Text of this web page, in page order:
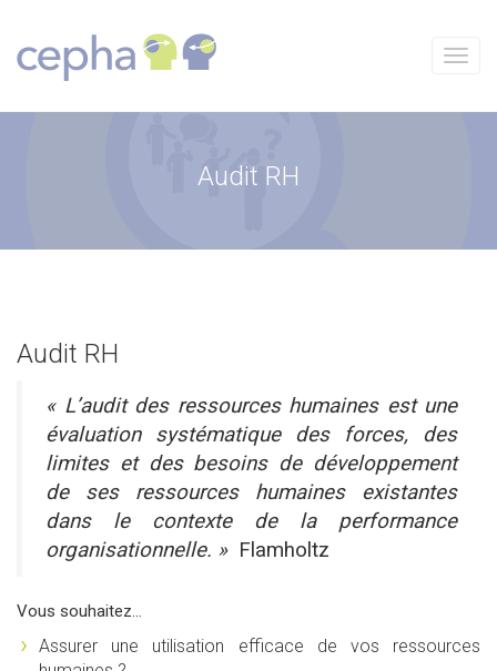
contenu
Menu
Audit RH
Audit RH
« L’audit des ressources humaines est une
évaluation systématique des forces, des
limites et des besoins de développement
de ses ressources humaines existantes
dans le contexte de la performance
organisationnelle. » Flamholtz
Vous souhaitez…
Assurer une utilisation efficace de vos ressources